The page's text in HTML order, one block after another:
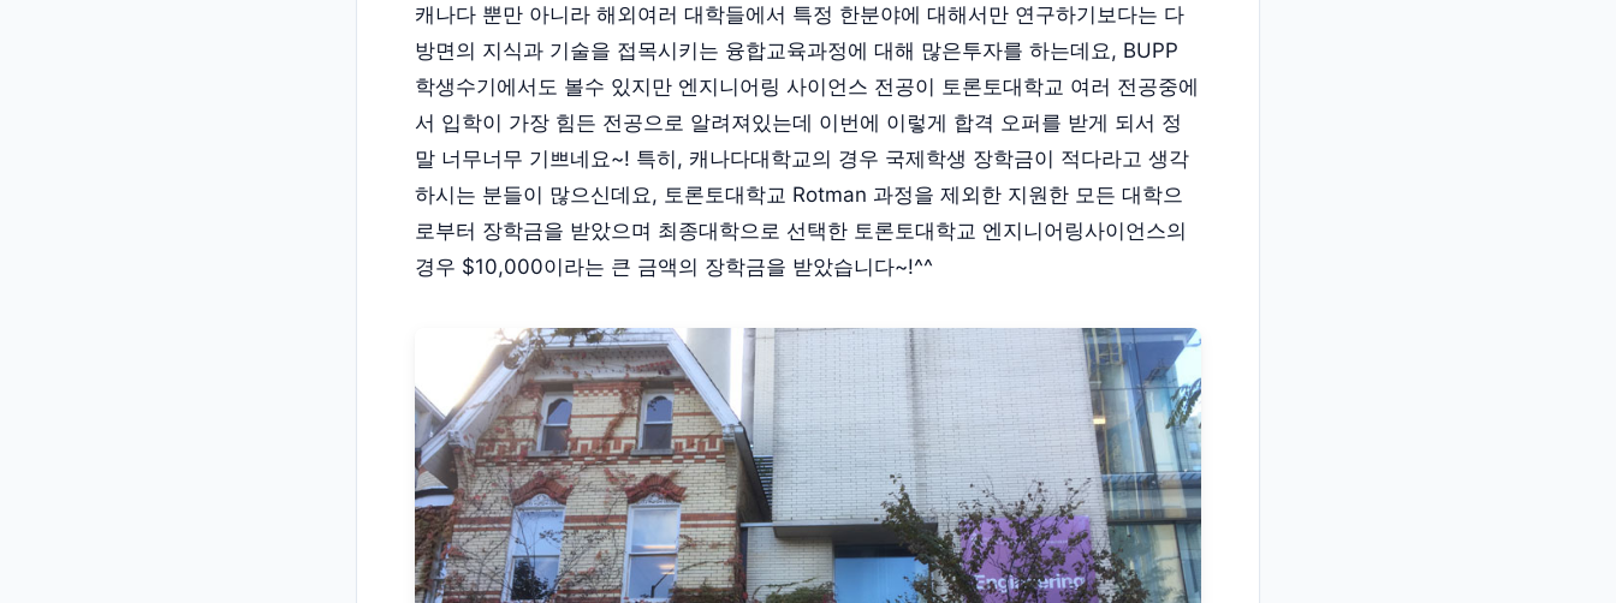
캐나다 뿐만 아니라 해외여러 대학들에서 특정 한분야에 대해서만 연구하기보다는 다
방면의 지식과 기술을 접목시키는 융합교육과정에 대해 많은투자를 하는데요, BUPP
학생수기에서도 볼수 있지만 엔지니어링 사이언스 전공이 토론토대학교 여러 전공중에
서 입학이 가장 힘든 전공으로 알려져있는데 이번에 이렇게 합격 오퍼를 받게 되서 정
말 너무너무 기쁘네요~! 특히, 캐나다대학교의 경우 국제학생 장학금이 적다라고 생각
하시는 분들이 많으신데요, 토론토대학교 Rotman 과정을 제외한 지원한 모든 대학으
로부터 장학금을 받았으며 최종대학으로 선택한 토론토대학교 엔지니어링사이언스의
경우 $10,000이라는 큰 금액의 장학금을 받았습니다~!^^